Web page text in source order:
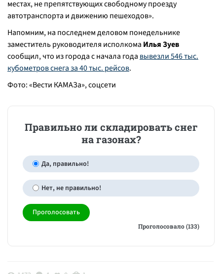
местах, не препятствующих свободному проезду
автотранспорта и движению пешеходов».
Напомним, на последнем деловом понедельнике
заместитель руководителя исполкома Илья Зуев
сообщил, что из города с начала года вывезли 546 тыс.
кубометров снега за 40 тыс. рейсов.
Фото: «Вести КАМАЗа», соцсети
Правильно ли складировать снег
на газонах?
Да, правильно!
Нет, не правильно!
Проголосовало (133)